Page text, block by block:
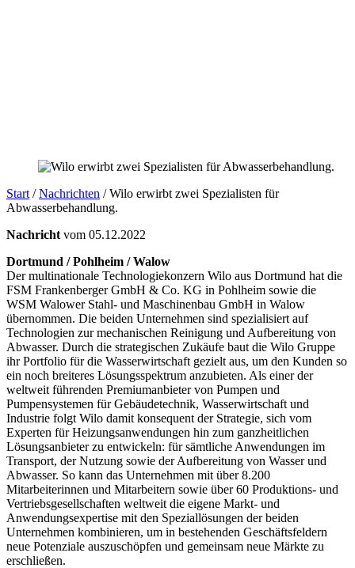
Start /Nachrichten /Wilo erwirbt zwei Spezialisten für
Abwasserbehandlung.
Nachricht vom 05.12.2022
Dortmund / Pohlheim / Walow
Der multinationale Technologiekonzern Wilo aus Dortmund hat die
FSM Frankenberger GmbH & Co. KG in Pohlheim sowie die
WSM Walower Stahl- und Maschinenbau GmbH in Walow
übernommen. Die beiden Unternehmen sind spezialisiert auf
Technologien zur mechanischen Reinigung und Aufbereitung von
Abwasser. Durch die strategischen Zukäufe baut die Wilo Gruppe
ihr Portfolio für die Wasserwirtschaft gezielt aus, um den Kunden so
ein noch breiteres Lösungsspektrum anzubieten. Als einer der
weltweit führenden Premiumanbieter von Pumpen und
Pumpensystemen für Gebäudetechnik, Wasserwirtschaft und
Industrie folgt Wilo damit konsequent der Strategie, sich vom
Experten für Heizungsanwendungen hin zum ganzheitlichen
Lösungsanbieter zu entwickeln: für sämtliche Anwendungen im
Transport, der Nutzung sowie der Aufbereitung von Wasser und
Abwasser. So kann das Unternehmen mit über 8.200
Mitarbeiterinnen und Mitarbeitern sowie über 60 Produktions- und
Vertriebsgesellschaften weltweit die eigene Markt- und
Anwendungsexpertise mit den Speziallösungen der beiden
Unternehmen kombinieren, um in bestehenden Geschäftsfeldern
neue Potenziale auszuschöpfen und gemeinsam neue Märkte zu
erschließen.